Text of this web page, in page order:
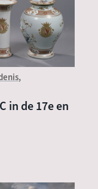
in de 17e en